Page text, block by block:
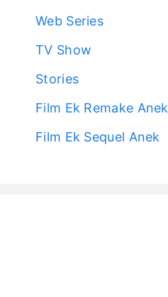
Web Series
TV Show
Stories
Film Ek Remake Anek
Film Ek Sequel Anek